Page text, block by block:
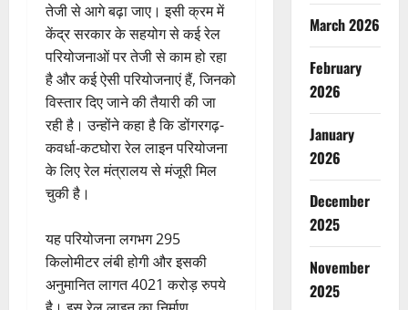
तेजी से आगे बढ़ा जाए। इसी क्रम में
केंद्र सरकार के सहयोग से कई रेल
परियोजनाओं पर तेजी से काम हो रहा
है और कई ऐसी परियोजनाएं हैं, जिनको
विस्तार दिए जाने की तैयारी की जा
रही है। उन्होंने कहा है कि डोंगरगढ़-
कवर्धा-कटघोरा रेल लाइन परियोजना
के लिए रेल मंत्रालय से मंजूरी मिल
चुकी है।
यह परियोजना लगभग 295
किलोमीटर लंबी होगी और इसकी
अनुमानित लागत 4021 करोड़ रुपये
March 2026
February
2026
January
2026
December
2025
November
2025